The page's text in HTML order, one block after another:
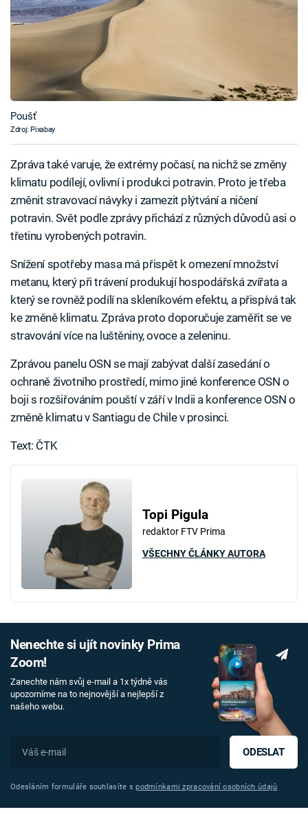
Poušť
Zdroj: Pixabay
Zpráva také varuje, že extrémy počasí, na nichž se změny
klimatu podílejí, ovlivní i produkci potravin. Proto je třeba
změnit stravovací návyky i zamezit plýtvání a ničení
potravin. Svět podle zprávy přichází z různých důvodů asi o
třetinu vyrobených potravin.
Snížení spotřeby masa má přispět k omezení množství
metanu, který při trávení produkují hospodářská zvířata a
který se rovněž podílí na skleníkovém efektu, a přispívá tak
ke změně klimatu. Zpráva proto doporučuje zaměřit se ve
stravování více na luštěniny, ovoce a zeleninu.
Zprávou panelu OSN se mají zabývat další zasedání o
ochraně životního prostředí, mimo jiné konference OSN o
boji s rozšiřováním pouští v září v Indii a konference OSN o
změně klimatu v Santiagu de Chile v prosinci.
Text: ČTK
Topi Pigula
redaktor FTV Prima
VŠECHNY ČLÁNKY AUTORA
Nenechte si ujít novinky Prima
Zoom!
Zanechte nám svůj e-mail a 1x týdně vás
upozorníme na to nejnovější a nejlepší z
našeho webu.
ODESLAT
Odesláním formuláře souhlasíte spodmínkami zpracování osobních údajů